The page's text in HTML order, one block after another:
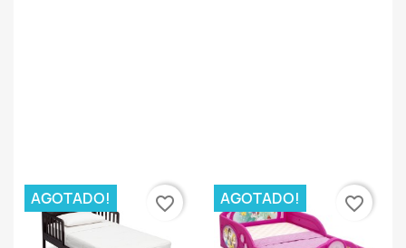
AGOTADO! favorite_border AGOTADO! favorite_border